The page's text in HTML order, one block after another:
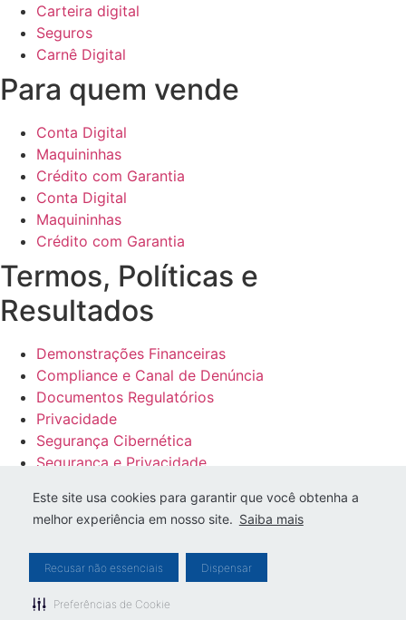
Este site usa cookies para garantir que você obtenha a
melhor experiência em nosso site. Saiba mais
Recusar não essenciais Dispensar
Preferências de Cookie
Carteira digital
Seguros
Carnê Digital
Para quem vende
Conta Digital
Maquininhas
Crédito com Garantia
Conta Digital
Maquininhas
Crédito com Garantia
Termos, Políticas e
Resultados
Demonstrações Financeiras
Compliance e Canal de Denúncia
Documentos Regulatórios
Privacidade
Segurança Cibernética
Segurança e Privacidade
Demonstrações Financeiras
Compliance e Canal de Denúncia
Documentos Regulatórios
Privacidade
Segurança e Privacidade